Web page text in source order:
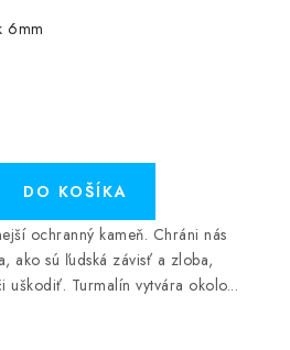
6mm
DO KOŠÍKA
ochranný kameň. Chráni nás
ako sú ľudská závisť a zloba,
uškodiť. Turmalín vytvára okolo...